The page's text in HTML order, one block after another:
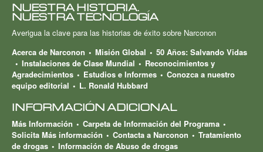
NUESTRA HISTORIA.
NUESTRA TECNOLOGÍA
Averigua la clave para las historias de éxito sobre Narconon
Acerca de Narconon
Misión Global
50 Años: Salvando Vidas
Instalaciones de Clase Mundial
Reconocimientos y
Agradecimientos
Estudios e Informes
Conozca a nuestro
equipo editorial
L. Ronald Hubbard
INFORMACIÓN ADICIONAL
Más Información
Carpeta de Información del Programa
Solicita Más información
Contacta a Narconon
Tratamiento
de drogas
Información de Abuso de drogas